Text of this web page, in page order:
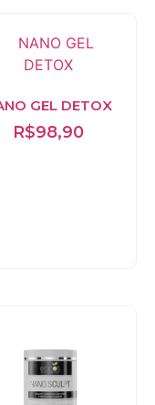
GEL DETOX
R$98,90